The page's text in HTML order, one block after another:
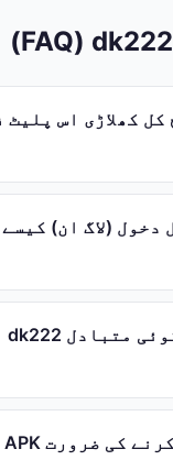
الأسئلة الشائعة (FAQ) dk222